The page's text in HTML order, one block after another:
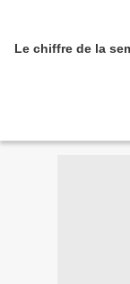
Le chiffre de la